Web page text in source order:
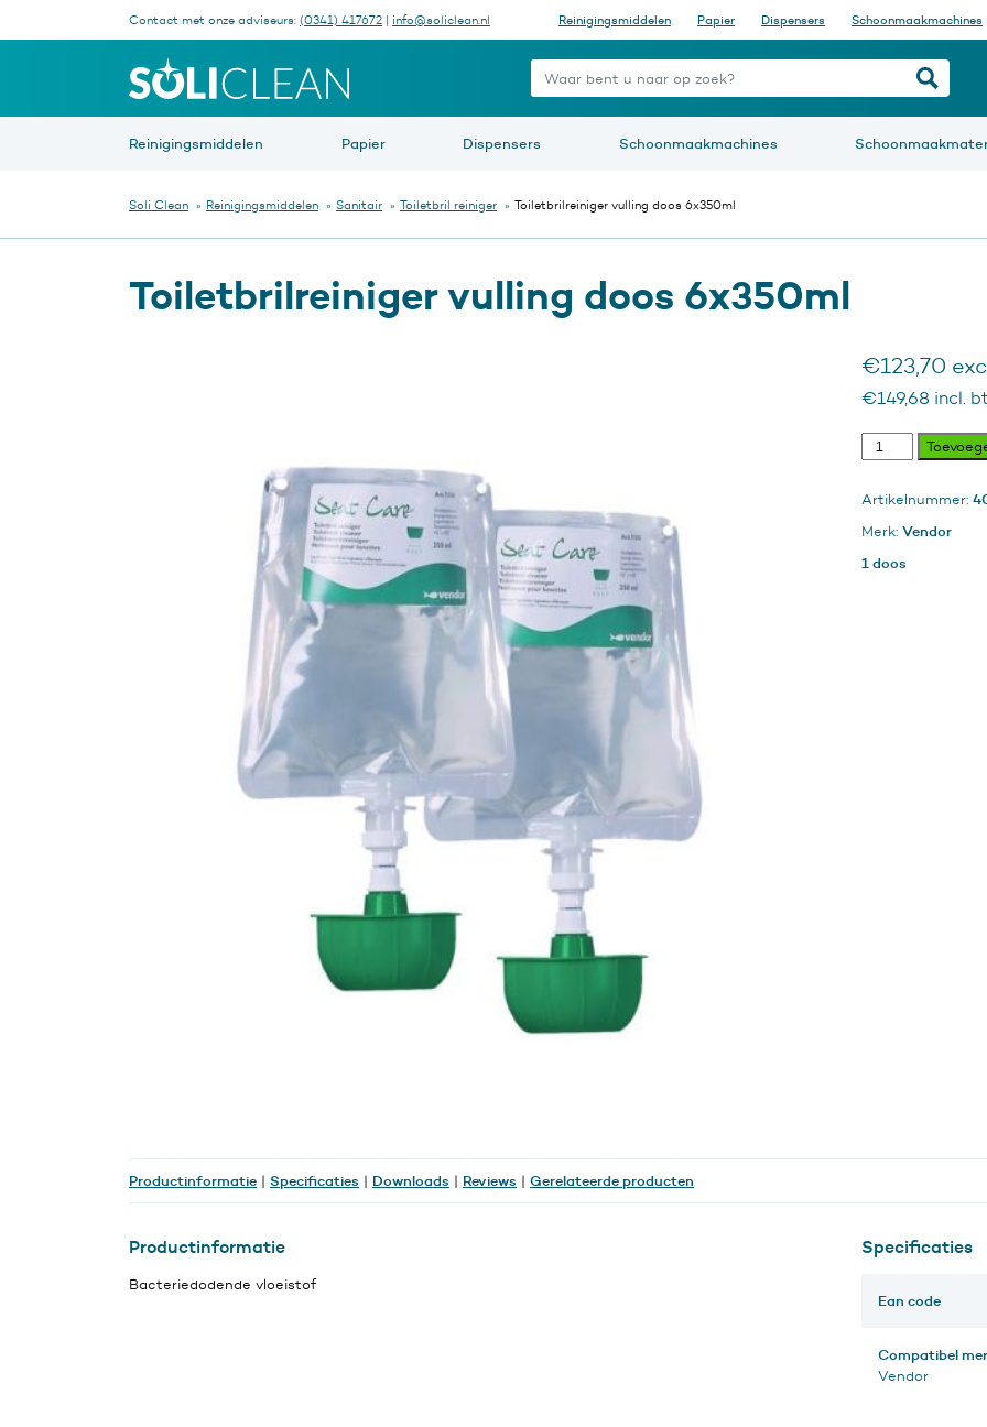
Contact met onze adviseurs: (0341) 417672 | info@soliclean.nl Reinigingsmiddelen Papier Dispensers Schoonmaakmachines
Waar bent u naar op zoek?
Reinigingsmiddelen Papier Dispensers Schoonmaakmachines
Soli Clean » Reinigingsmiddelen » Sanitair » Toiletbril reiniger » Toiletbrilreiniger vulling doos 6x350ml
Toiletbrilreiniger vulling doos 6x350ml
€123,70
€149,68 incl.
Toiletbrilreiniger
vulling
6x350ml
aantal
Artikelnummer:
Merk: Vendor
1 doos
Productinformatie | Specificaties | Downloads | Reviews | Gerelateerde producten
Productinformatie
Bacteriedodende vloeistof
Specificaties
Ean code
Compatibel
Vendor